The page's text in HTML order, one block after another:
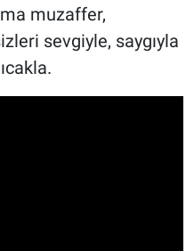
muzaffer,
sevgiyle, saygıyla